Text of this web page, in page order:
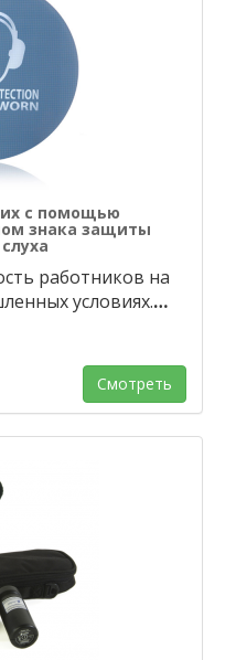
с помощью
знака защиты
работников на
условиях.…
Смотреть